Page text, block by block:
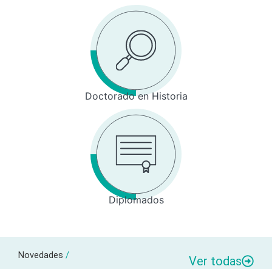
Doctorado en Historia
Diplomados
Novedades / Ver todas